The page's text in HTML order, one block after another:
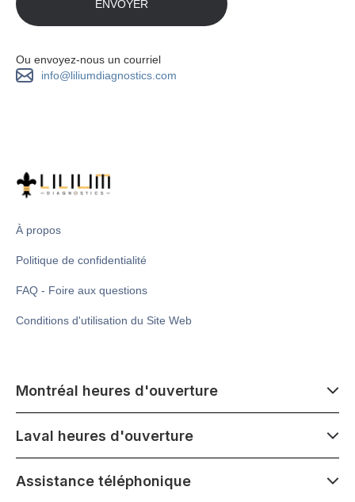
Ou envoyez-nous un courriel
info@liliumdiagnostics.com
À propos
Politique de confidentialité
FAQ - Foire aux questions
Conditions d'utilisation du Site Web
Montréal heures d'ouverture
Lundi - Samedi
1500 Atwater ave,
Laval heures d'ouverture
Lundi - Samedi
Assistance téléphonique